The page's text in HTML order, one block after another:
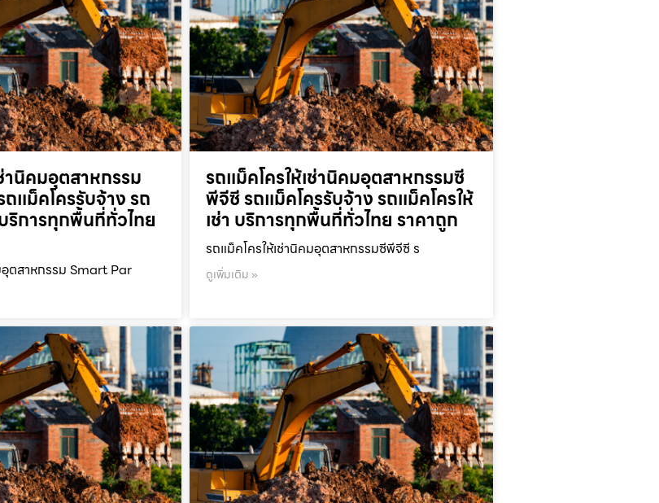
านิคมอุตสาหกรรม
แม็คโครรับจ้าง รถ
ริการทุกพื้นที่ทั่วไทย
อุตสาหกรรม Smart Par
รถแม็คโครให้เช่านิคมอุตสาหกรรมซี
พีจีซี รถแม็คโครรับจ้าง รถแม็คโครให้
เช่า บริการทุกพื้นที่ทั่วไทย ราคาถูก
รถแม็คโครให้เช่านิคมอุตสาหกรรมซีพีจีซี ร
ดูเพิ่มเติม »